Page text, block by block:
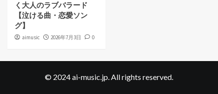
く大人のラブバラード
【泣ける曲・恋愛ソン
グ】
aimusic 2026年7月3日 0
© 2024 ai-music.jp. All rights reserved.